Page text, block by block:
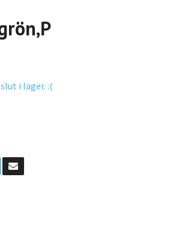
i lager. :(